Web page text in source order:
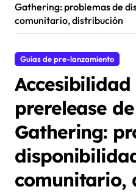
Gathering: problemas de
comunitario, distribución
Guías de pre-lanzamiento
prerelease
Gathering:
comunitario,